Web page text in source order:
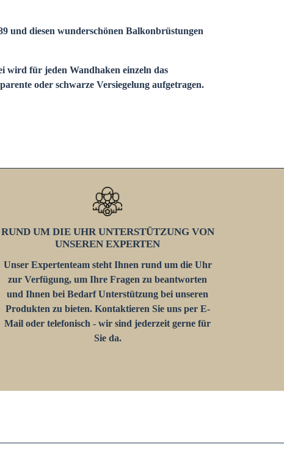
und diesen wunderschönen Balkonbrüstungen
wird für jeden Wandhaken einzeln das
oder schwarze Versiegelung aufgetragen.
RUND UM DIE UHR UNTERSTÜTZUNG VON
UNSEREN EXPERTEN
Unser Expertenteam steht Ihnen rund um die Uhr
zur Verfügung, um Ihre Fragen zu beantworten
und Ihnen bei Bedarf Unterstützung bei unseren
Produkten zu bieten. Kontaktieren Sie uns per E-
Mail oder telefonisch - wir sind jederzeit gerne für
Sie da.